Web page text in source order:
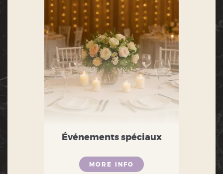
Événements spéciaux
MORE INFO